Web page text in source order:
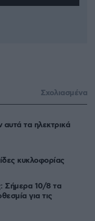
Σχολιασμένα
τα ηλεκτρικά
κυκλοφορίας
Σήμερα 10/8 τα
για τις